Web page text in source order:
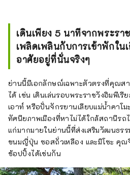
เดินเพียง 5 นาทีจากพระรา
เพลิดเพลินกับการเข้าพักใน
อาศัยอยู่ที่นั่นจริงๆ
ย่านนี้มีเอกลักษณ์เฉพาะตัวตรงที่คุณส
ได้ เช่น เดินเล่นรอบพระราชวังอิมพีเรี
เอาท์ หรือปั่นจักรยานเลียบแม่น้ำคาโ
ทัศนียภาพเมืองที่หาไม่ได้ใกล้สถานีร
แก่มากมายในย่านนี้ที่ส่งเสริมวัฒนธรร
ขนมญี่ปุ่น ซอสถั่วเหลือง และมิโซะ คุณ
ช้อปปิ้งได้เช่นกัน